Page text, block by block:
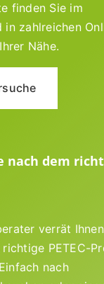
finden Sie im
in zahlreichen
Nähe.
nach dem
verrät
PETEC-
nach